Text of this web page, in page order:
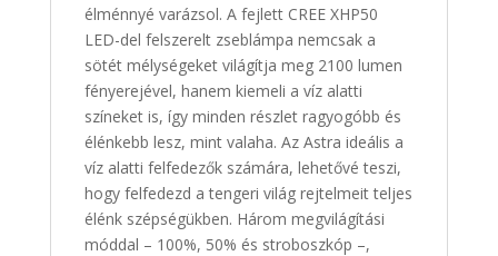
élménnyé varázsol. A fejlett CREE XHP50
LED-del felszerelt zseblámpa nemcsak a
sötét mélységeket világítja meg 2100 lumen
fényerejével, hanem kiemeli a víz alatti
színeket is, így minden részlet ragyogóbb és
élénkebb lesz, mint valaha. Az Astra ideális a
víz alatti felfedezők számára, lehetővé teszi,
hogy felfedezd a tengeri világ rejtelmeit teljes
élénk szépségükben. Három megvilágítási
móddal – 100%, 50% és stroboszkóp –,